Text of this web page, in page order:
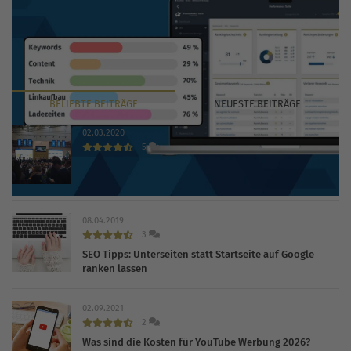
BELIEBTEBEITRÄGE NEUESTEBEITRÄGE
02.03.2020
5
08.04.2019
3
SEO Tipps: Unterseiten statt Startseite auf Google
ranken lassen
02.09.2021
2
Was sind die Kosten für YouTube Werbung 2026?